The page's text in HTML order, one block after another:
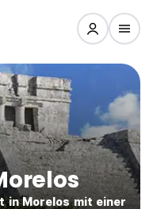
in Morelos mit einer